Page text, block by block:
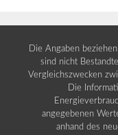
Die Angaben
sind nicht
Vergleichszwecken
Die
angegebenen
anhand des